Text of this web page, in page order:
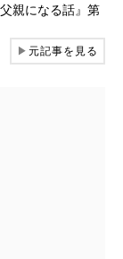
親になる話』第
▶元記事を見る